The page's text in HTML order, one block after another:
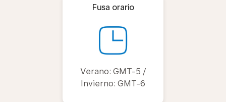
Fusa orario
Verano: GMT-5 /
Invierno: GMT-6